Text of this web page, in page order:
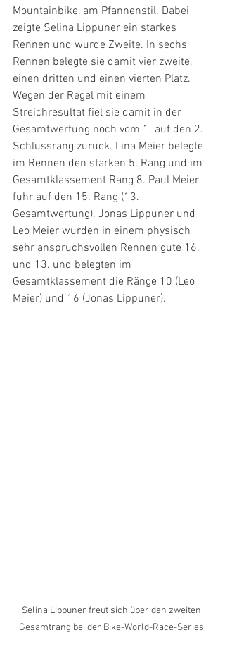
Mountainbike, am Pfannenstil. Dabei
zeigte Selina Lippuner ein starkes
Rennen und wurde Zweite. In sechs
Rennen belegte sie damit vier zweite,
einen dritten und einen vierten Platz.
Wegen der Regel mit einem
Streichresultat fiel sie damit in der
Gesamtwertung noch vom 1. auf den 2.
Schlussrang zurück. Lina Meier belegte
im Rennen den starken 5. Rang und im
Gesamtklassement Rang 8. Paul Meier
fuhr auf den 15. Rang (13.
Gesamtwertung). Jonas Lippuner und
Leo Meier wurden in einem physisch
sehr anspruchsvollen Rennen gute 16.
und 13. und belegten im
Gesamtklassement die Ränge 10 (Leo
Meier) und 16 (Jonas Lippuner).
Selina Lippuner freut sich über den zweiten
Gesamtrang bei der Bike-World-Race-Series.